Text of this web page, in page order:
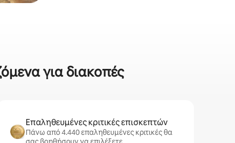
για διακοπές
Επαληθευμένες κριτικές επισκεπτών
Πάνω από 4.440 επαληθευμένες κριτικές θα